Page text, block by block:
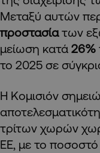
Μεταξύ αυτών
προστασίατων
μείωση κατά 26%
το 2025 σε
Η Κομισιόν
τρίτων χωρών
ΕΕ, με το